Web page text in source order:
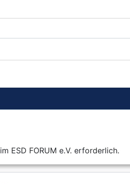
im ESD FORUM e.V. erforderlich.